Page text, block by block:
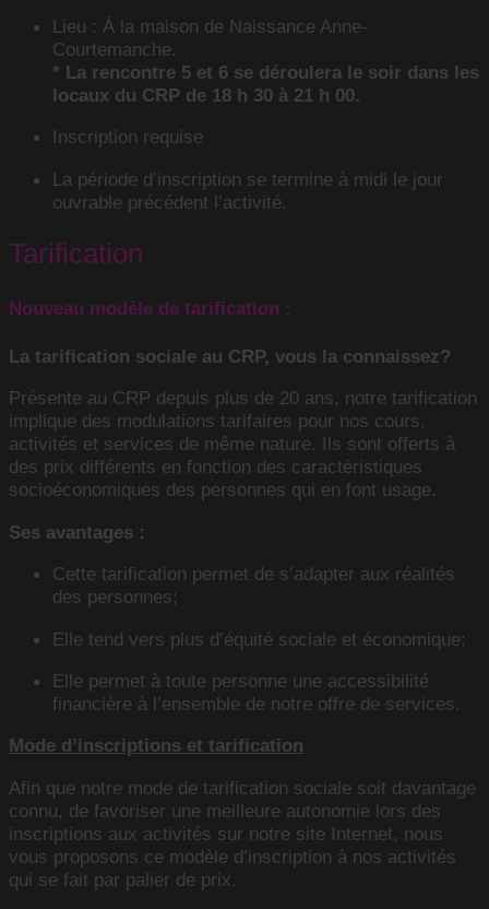
Lieu : À la maison de Naissance Anne-
Courtemanche.
* La rencontre 5 et 6 se déroulera le soir dans les
locaux du CRP de 18 h 30 à 21 h 00.
Inscription requise
La période d’inscription se termine à midi le jour
ouvrable précédent l’activité.
Tarification
Nouveau modèle de tarification :
La tarification sociale au CRP, vous la connaissez?
Présente au CRP depuis plus de 20 ans, notre tarification
implique des modulations tarifaires pour nos cours,
activités et services de même nature. Ils sont offerts à
des prix différents en fonction des caractéristiques
socioéconomiques des personnes qui en font usage.
Ses avantages :
Cette tarification permet de s’adapter aux réalités
des personnes;
Elle tend vers plus d’équité sociale et économique;
Elle permet à toute personne une accessibilité
financière à l’ensemble de notre offre de services.
Mode d’inscriptions et tarification
Afin que notre mode de tarification sociale soit davantage
connu, de favoriser une meilleure autonomie lors des
inscriptions aux activités sur notre site Internet, nous
vous proposons ce modèle d’inscription à nos activités
qui se fait par palier de prix.